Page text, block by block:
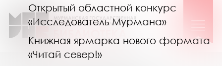
Открытый областной конкурс
«Исследователь Мурмана»
Книжная ярмарка нового формата
«Читай север!»